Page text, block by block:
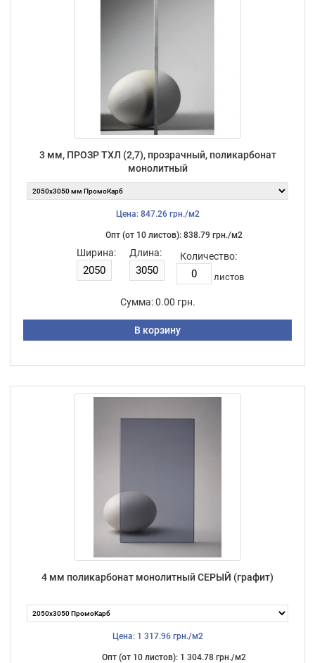
3 мм, ПРОЗР ТХЛ (2,7), прозрачный, поликарбонат
монолитный
Цена: 847.26 грн./м2
Опт (от 10 листов): 838.79 грн./м2
Ширина: Длина: Количество:
листов
Сумма: 0.00 грн.
В корзину
4 мм поликарбонат монолитный СЕРЫЙ (графит)
Цена: 1 317.96 грн./м2
Опт (от 10 листов): 1 304.78 грн./м2